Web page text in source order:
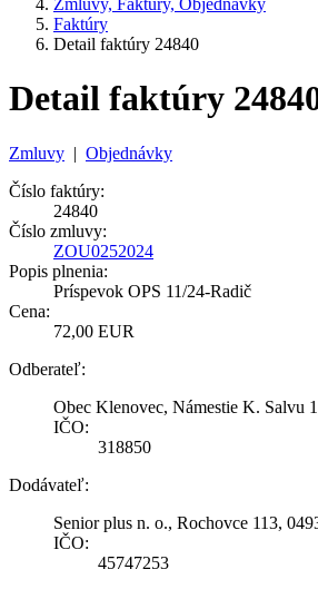
Zmluvy, Faktúry, Objednávky
Faktúry
Detail faktúry 24840
Detail faktúry
Zmluvy | Objednávky
Číslo faktúry:
24840
Číslo zmluvy:
ZOU0252024
Popis plnenia:
Príspevok OPS 11/24-Radič
Cena:
72,00 EUR
Odberateľ:
Obec Klenovec, Námestie K. Salvu
IČO:
318850
Dodávateľ:
Senior plus n. o., Rochovce 113,
IČO:
45747253